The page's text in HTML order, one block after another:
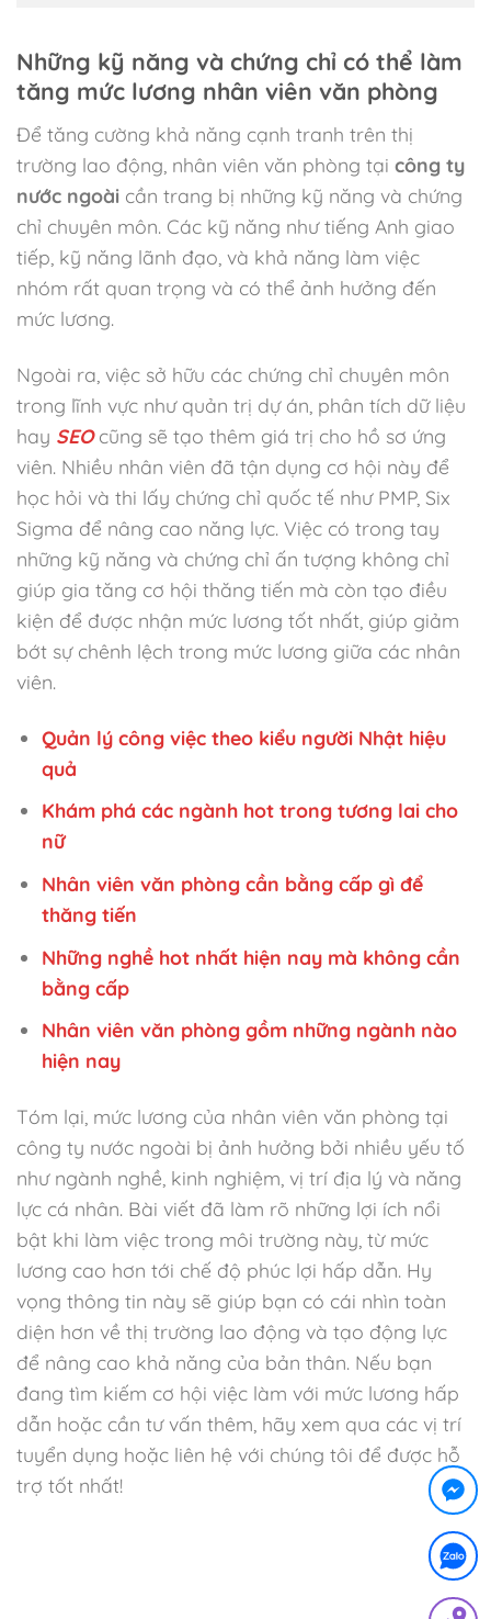
Những kỹ năng và chứng chỉ có thể làm
tăng mức lương nhân viên văn phòng
Để tăng cường khả năng cạnh tranh trên thị
trường lao động, nhân viên văn phòng tại công ty
nước ngoài cần trang bị những kỹ năng và chứng
chỉ chuyên môn. Các kỹ năng như tiếng Anh giao
tiếp, kỹ năng lãnh đạo, và khả năng làm việc
nhóm rất quan trọng và có thể ảnh hưởng đến
mức lương.
Ngoài ra, việc sở hữu các chứng chỉ chuyên môn
trong lĩnh vực như quản trị dự án, phân tích dữ liệu
hay SEOcũng sẽ tạo thêm giá trị cho hồ sơ ứng
viên. Nhiều nhân viên đã tận dụng cơ hội này để
học hỏi và thi lấy chứng chỉ quốc tế như PMP, Six
Sigma để nâng cao năng lực. Việc có trong tay
những kỹ năng và chứng chỉ ấn tượng không chỉ
giúp gia tăng cơ hội thăng tiến mà còn tạo điều
kiện để được nhận mức lương tốt nhất, giúp giảm
bớt sự chênh lệch trong mức lương giữa các nhân
viên.
Quản lý công việc theo kiểu người Nhật hiệu
quả
Khám phá các ngành hot trong tương lai cho
nữ
Nhân viên văn phòng cần bằng cấp gì để
thăng tiến
Những nghề hot nhất hiện nay mà không cần
bằng cấp
Nhân viên văn phòng gồm những ngành nào
hiện nay
Tóm lại, mức lương của nhân viên văn phòng tại
công ty nước ngoài bị ảnh hưởng bởi nhiều yếu tố
như ngành nghề, kinh nghiệm, vị trí địa lý và năng
lực cá nhân. Bài viết đã làm rõ những lợi ích nổi
bật khi làm việc trong môi trường này, từ mức
lương cao hơn tới chế độ phúc lợi hấp dẫn. Hy
vọng thông tin này sẽ giúp bạn có cái nhìn toàn
diện hơn về thị trường lao động và tạo động lực
để nâng cao khả năng của bản thân. Nếu bạn
đang tìm kiếm cơ hội việc làm với mức lương hấp
dẫn hoặc cần tư vấn thêm, hãy xem qua các vị trí
tuyển dụng hoặc liên hệ với chúng tôi để được hỗ
trợ tốt nhất!